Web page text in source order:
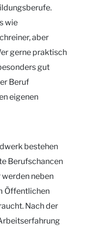
wie
aber
gerne praktisch
gut
Beruf
eigenen
bestehen
Berufschancen
neben
Öffentlichen
Nach der